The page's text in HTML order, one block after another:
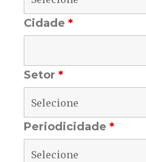
Cidade*
Setor*
Periodicidade*